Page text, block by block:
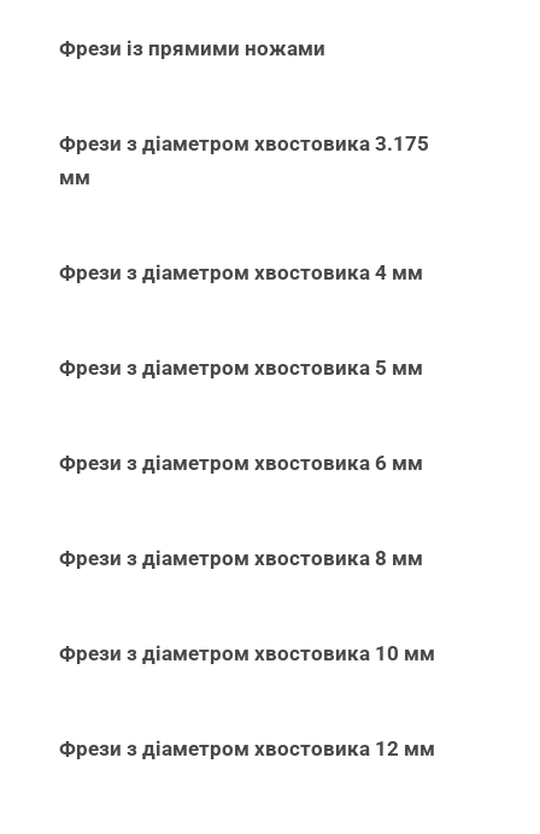
Фрези із прямими ножами
Фрези з діаметром хвостовика 3.175
мм
Фрези з діаметром хвостовика 4 мм
Фрези з діаметром хвостовика 5 мм
Фрези з діаметром хвостовика 6 мм
Фрези з діаметром хвостовика 8 мм
Фрези з діаметром хвостовика 10 мм
Фрези з діаметром хвостовика 12 мм